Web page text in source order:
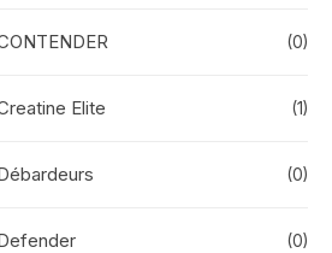
(0)
Elite (1)
(0)
(0)